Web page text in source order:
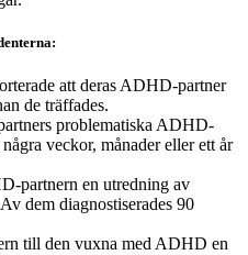
att deras ADHD-partner
de träffades.
problematiska ADHD-
veckor, månader eller ett år
partnern en utredning av
dem diagnostiserades 90
till den vuxna med ADHD en